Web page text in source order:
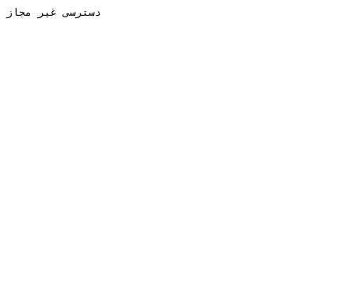
دسترسی غیر مجاز